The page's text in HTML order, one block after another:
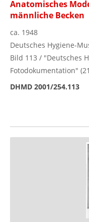
Anatomisches
männliche Becken
ca. 1948
Deutsches Hygiene-
Bild 113 / "Deutsches
Fotodokumentation"
DHMD 2001/254.113